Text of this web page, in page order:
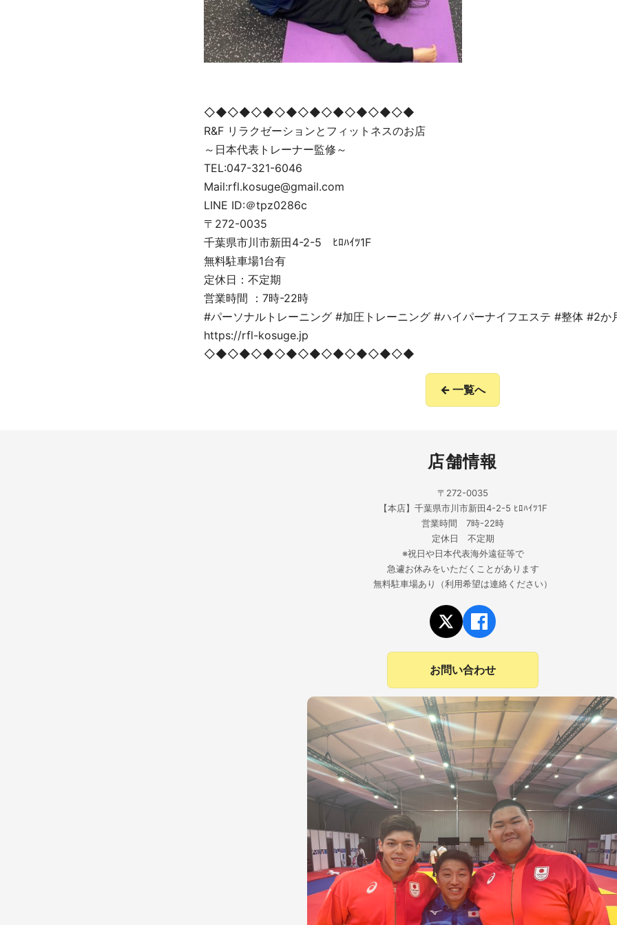
◇◆◇◆◇◆◇◆◇◆◇◆◇◆◇◆◇◆
R&F リラクゼーションとフィットネスのお店
～日本代表トレーナー監修～
TEL:047-321-6046
Mail:rfl.kosuge@gmail.com
LINE ID:＠tpz0286c
〒272-0035
千葉県市川市新田4-2-5 ﾋﾛﾊｲﾂ1F
無料駐車場1台有
定休日：不定期
営業時間 ：7時-22時
#パーソナルトレーニング #加圧トレーニング #ハイパーナイフエステ #整体 #2か
https://rfl-kosuge.jp
◇◆◇◆◇◆◇◆◇◆◇◆◇◆◇◆◇◆
← 一覧へ
店舗情報
〒272-0035
【本店】千葉県市川市新田4-2-5 ﾋﾛﾊｲﾂ1F
営業時間 7時-22時
定休日 不定期
※祝日や日本代表海外遠征等で
急遽お休みをいただくことがあります
無料駐車場あり（利用希望は連絡ください）
お問い合わせ